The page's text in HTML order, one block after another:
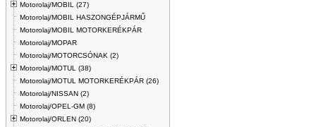
Motorolaj/MOBIL (27)
Motorolaj/MOBIL HASZONGÉPJÁRMŰ
Motorolaj/MOBIL MOTORKERÉKPÁR
Motorolaj/MOPAR
Motorolaj/MOTORCSÓNAK (2)
Motorolaj/MOTUL (38)
Motorolaj/MOTUL MOTORKERÉKPÁR (26)
Motorolaj/NISSAN (2)
Motorolaj/OPEL-GM (8)
Motorolaj/ORLEN (20)